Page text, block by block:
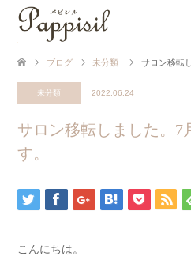
ブログ 未分類 サロン移転
未分類 2022.06.24
サロン移転しました。7
す。
こんにちは。